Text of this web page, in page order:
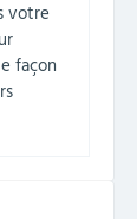
votre
façon